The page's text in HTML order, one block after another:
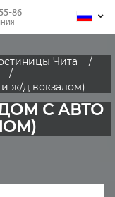
86
Чита
ж/д вокзалом)
С АВТО